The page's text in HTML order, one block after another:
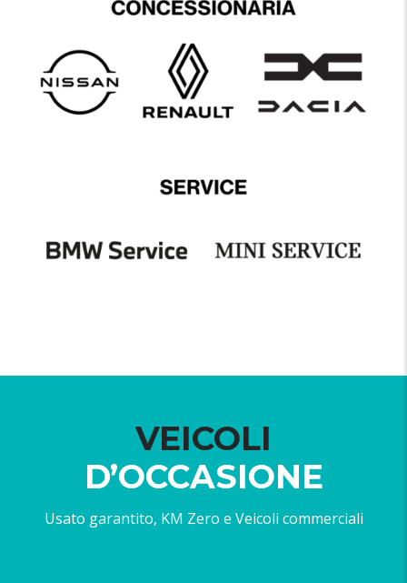
VEICOLI
D’OCCASIONE
Usato garantito, KM Zero e Veicoli commerciali